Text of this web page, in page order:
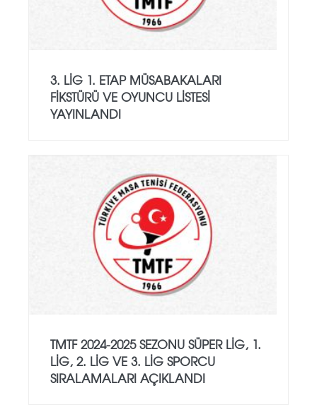
3. LIG 1. ETAP MÜSABAKALARI
FIKSTÜRÜ VE OYUNCU LISTESI
YAYINLANDI
TMTF 2024-2025 SEZONU SÜPER LIG, 1.
LIG, 2. LIG VE 3. LIG SPORCU
SIRALAMALARI AÇIKLANDI